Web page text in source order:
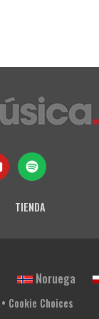
TIENDA
Noruega
• Cookie Choices